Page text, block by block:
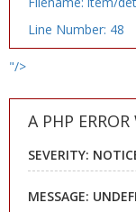
Line Number: 48
"/>
A PHP
SEVERITY:
MESSAGE: